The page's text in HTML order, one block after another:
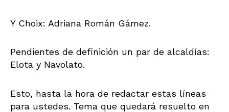
Y Choix: Adriana Román Gámez.
Pendientes de definición un par de alcaldías:
Elota y Navolato.
Esto, hasta la hora de redactar estas líneas
para ustedes. Tema que quedará resuelto en